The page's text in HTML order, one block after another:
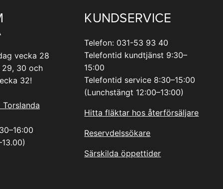
vecka 28
29, 30 och
32!
KUNDSERVICE
Telefon: 031-53 93 40
Telefontid kundtjänst 9:30–
15:00
Telefontid service 8:30–15:00
(Lunchstängt 12:00–13:00)
Hitta fläktar hos återförsäljare
Reservdelssökare
Särskilda öppettider